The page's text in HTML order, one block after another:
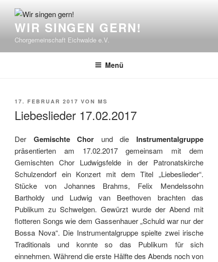
Inhalt
springenWIR SINGEN GERN!
Chorgemeinschaft Eichwalde e.V.
Menü
VERÖFFENTLICHT
17. FEBRUAR 2017 VON MS
Liebeslieder 17.02.2017
Der Gemischte Chor und die Instrumentalgruppe
präsentierten am 17.02.2017 gemeinsam mit dem
Gemischten Chor Ludwigsfelde in der Patronatskirche
Schulzendorf ein Konzert mit dem Titel „Liebeslieder“.
Stücke von Johannes Brahms, Felix Mendelssohn
Bartholdy und Ludwig van Beethoven brachten das
Publikum zu Schwelgen. Gewürzt wurde der Abend mit
flotteren Songs wie dem Gassenhauer „Schuld war nur der
Bossa Nova“. Die Instrumentalgruppe spielte zwei irische
Traditionals und konnte so das Publikum für sich
einnehmen. Während die erste Hälfte des Abends noch von